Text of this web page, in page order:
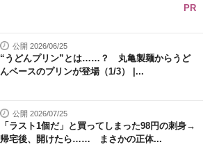
PR
公開 2026/06/25
“うどんプリン”とは……？ 丸亀製麺からうど
んベースのプリンが登場（1/3） |...
公開 2026/07/25
「ラスト1個だ」と買ってしまった98円の刺身→
帰宅後、開けたら…… まさかの正体...